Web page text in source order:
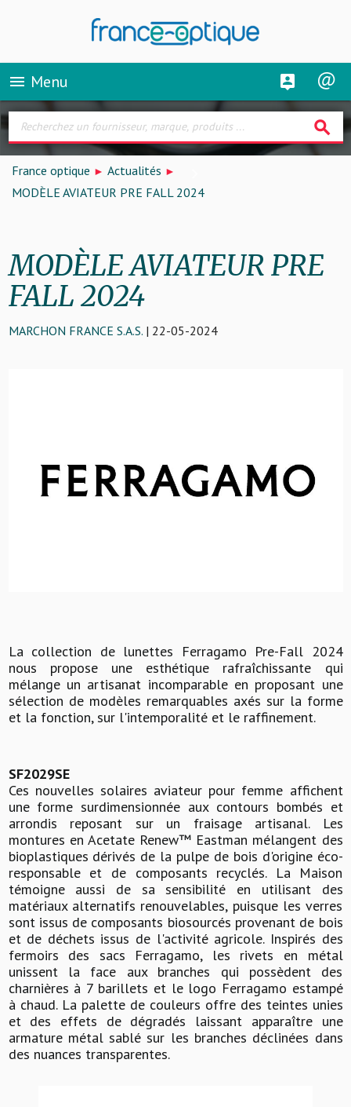
menu Menu
search
France optique
Actualités
MODÈLE AVIATEUR PRE FALL 2024
MODÈLE AVIATEUR PRE
FALL 2024
MARCHON FRANCE S.A.S.| 22-05-2024
La collection de lunettes Ferragamo Pre-Fall 2024
nous propose une esthétique rafraîchissante qui
mélange un artisanat incomparable en proposant une
sélection de modèles remarquables axés sur la forme
et la fonction, sur l'intemporalité et le raffinement.
SF2029SE
Ces nouvelles solaires aviateur pour femme affichent
une forme surdimensionnée aux contours bombés et
arrondis reposant sur un fraisage artisanal. Les
montures en Acetate Renew™ Eastman mélangent des
bioplastiques dérivés de la pulpe de bois d'origine éco-
responsable et de composants recyclés. La Maison
témoigne aussi de sa sensibilité en utilisant des
matériaux alternatifs renouvelables, puisque les verres
sont issus de composants biosourcés provenant de bois
et de déchets issus de l'activité agricole. Inspirés des
fermoirs des sacs Ferragamo, les rivets en métal
unissent la face aux branches qui possèdent des
charnières à 7 barillets et le logo Ferragamo estampé
à chaud. La palette de couleurs offre des teintes unies
et des effets de dégradés laissant apparaître une
armature métal sablé sur les branches déclinées dans
des nuances transparentes.